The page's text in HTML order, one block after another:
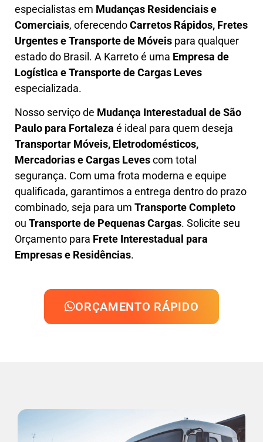
especialistas em Mudanças Residenciais e
Comerciais, oferecendoCarretos Rápidos, Fretes
Urgentes e Transporte de Móveis para qualquer
estado do Brasil. A Karretoé uma Empresa de
Logística e Transporte de Cargas Leves
especializada.
Nosso serviço de Mudança Interestadual de São
Paulo para Fortaleza é ideal para quem deseja
Transportar Móveis, Eletrodomésticos,
Mercadorias e Cargas Levescom total
segurança. Com uma frota moderna e equipe
qualificada, garantimos a entrega dentro do prazo
combinado, seja para um Transporte Completo
ou Transporte de Pequenas Cargas. Solicite seu
Orçamento para Frete Interestadual para
Empresas e Residências.
ORÇAMENTO RÁPIDO